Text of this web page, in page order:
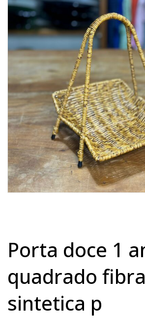
Lost Password
Cadastrar Conta
porta doce 1 andar
quadrado fibra
sintetica p